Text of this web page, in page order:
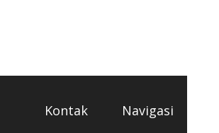
Kontak Navigasi